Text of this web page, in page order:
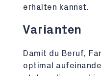
erhalten kannst.
Varianten
Damit du Beruf,
optimal